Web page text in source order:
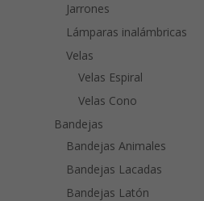
Jarrones
Lámparas inalámbricas
Velas
Velas Espiral
Velas Cono
Bandejas
Bandejas Animales
Bandejas Lacadas
Bandejas Latón